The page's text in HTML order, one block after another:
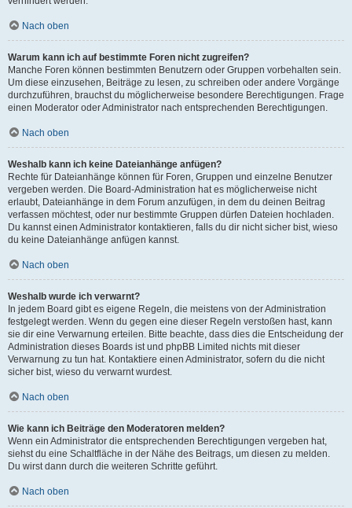
Nach oben
Warum kann ich auf bestimmte Foren nicht zugreifen?
Manche Foren können bestimmten Benutzern oder Gruppen vorbehalten sein.
Um diese einzusehen, Beiträge zu lesen, zu schreiben oder andere Vorgänge
durchzuführen, brauchst du möglicherweise besondere Berechtigungen. Frage
einen Moderator oder Administrator nach entsprechenden Berechtigungen.
Nach oben
Weshalb kann ich keine Dateianhänge anfügen?
Rechte für Dateianhänge können für Foren, Gruppen und einzelne Benutzer
vergeben werden. Die Board-Administration hat es möglicherweise nicht
erlaubt, Dateianhänge in dem Forum anzufügen, in dem du deinen Beitrag
verfassen möchtest, oder nur bestimmte Gruppen dürfen Dateien hochladen.
Du kannst einen Administrator kontaktieren, falls du dir nicht sicher bist, wieso
du keine Dateianhänge anfügen kannst.
Nach oben
Weshalb wurde ich verwarnt?
In jedem Board gibt es eigene Regeln, die meistens von der Administration
festgelegt werden. Wenn du gegen eine dieser Regeln verstoßen hast, kann
sie dir eine Verwarnung erteilen. Bitte beachte, dass dies die Entscheidung der
Administration dieses Boards ist und phpBB Limited nichts mit dieser
Verwarnung zu tun hat. Kontaktiere einen Administrator, sofern du die nicht
sicher bist, wieso du verwarnt wurdest.
Nach oben
Wie kann ich Beiträge den Moderatoren melden?
Wenn ein Administrator die entsprechenden Berechtigungen vergeben hat,
siehst du eine Schaltfläche in der Nähe des Beitrags, um diesen zu melden.
Du wirst dann durch die weiteren Schritte geführt.
Nach oben